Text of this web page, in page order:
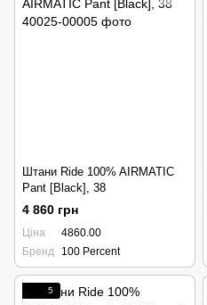
Штани Ride 100% AIRMATIC
Pant [Black], 38
4 860 грн
Ціна
4860.00
Бренд
100 Percent
5